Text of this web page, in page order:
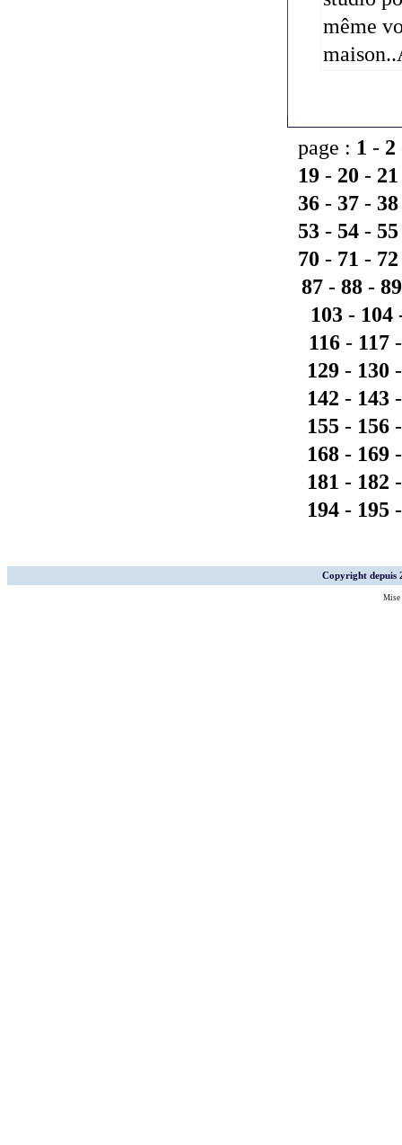
même
page : 1 - 2
19 - 20 - 21
36 - 37 - 38
53 - 54 - 55
70 - 71 - 72
87 - 88 - 89
103- 104
116 - 117
129 - 130
142 - 143
155 - 156
168 - 169
181 - 182
194 - 195
Copyright depuis
Mise